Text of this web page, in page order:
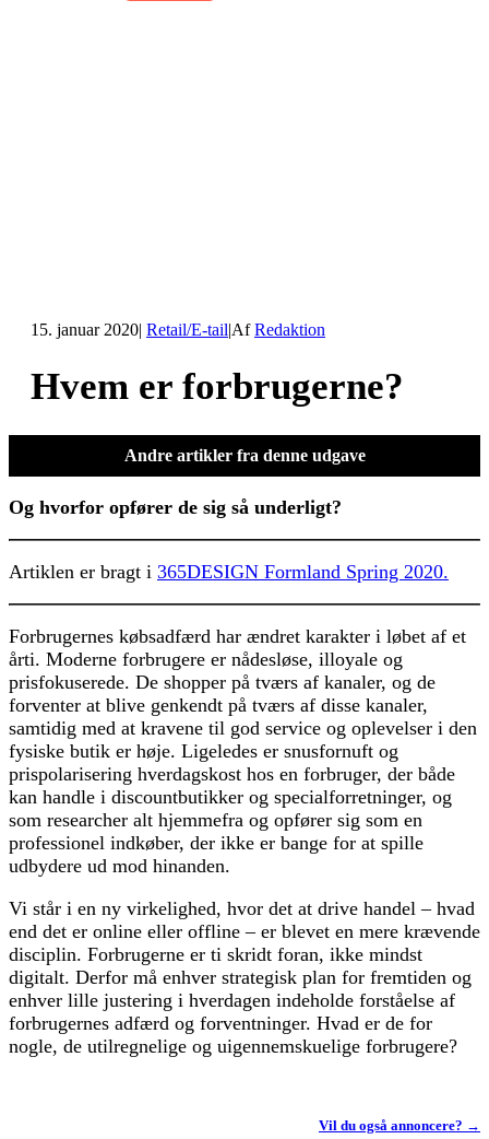
15. januar 2020| Retail/E-tail|AfRedaktion
Hvem er forbrugerne?
Andre artikler fra denne udgave
Og hvorfor opfører de sig så underligt?
Artiklen er bragt i 365DESIGN Formland Spring 2020.
Forbrugernes købsadfærd har ændret karakter i løbet af et
årti. Moderne forbrugere er nådesløse, illoyale og
prisfokuserede. De shopper på tværs af kanaler, og de
forventer at blive genkendt på tværs af disse kanaler,
samtidig med at kravene til god service og oplevelser i den
fysiske butik er høje. Ligeledes er snusfornuft og
prispolarisering hverdagskost hos en forbruger, der både
kan handle i discountbutikker og specialforretninger, og
som researcher alt hjemmefra og opfører sig som en
professionel indkøber, der ikke er bange for at spille
udbydere ud mod hinanden.
Vi står i en ny virkelighed, hvor det at drive handel – hvad
end det er online eller offline – er blevet en mere krævende
disciplin. Forbrugerne er ti skridt foran, ikke mindst
digitalt. Derfor må enhver strategisk plan for fremtiden og
enhver lille justering i hverdagen indeholde forståelse af
forbrugernes adfærd og forventninger. Hvad er de for
nogle, de utilregnelige og uigennemskuelige forbrugere?
Vil du også annoncere? →